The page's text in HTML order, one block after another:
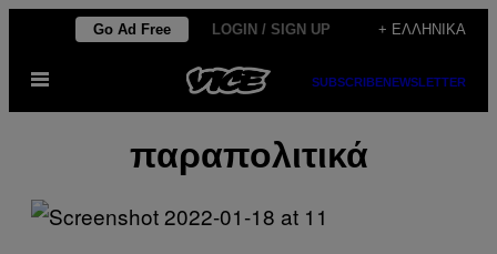
Μετάβαση
περιεχόμενο
Go Ad Free LOGIN / SIGN UP + ΕΛΛΗΝΙΚΆ
Ανοίξτε
μενού
SUBSCRIBENEWSLETTER
παραπολιτικά